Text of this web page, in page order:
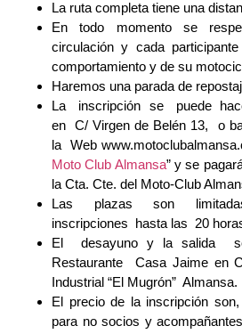
La ruta completa tiene una
En todo momento se
circulación y cada
comportamiento y de su
Haremos una parada de
La inscripción se puede
en C/ Virgen de Belén 13, o
la Web
Moto Club Almansa” y se
la Cta. Cte. del Moto-Club
Las plazas son
inscripciones hasta las 20
El desayuno y la salida
Restaurante Casa Jaime en
Industrial “El Mugrón” Almansa.
El precio de la inscripción
para no socios y